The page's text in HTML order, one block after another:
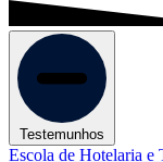
Testemunhos
Escola de Hotelaria e